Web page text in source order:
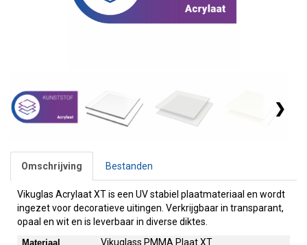
❯
Omschrijving Bestanden
Vikuglas Acrylaat XT is een UV stabiel plaatmateriaal en wordt
ingezet voor decoratieve uitingen. Verkrijgbaar in transparant,
opaal en wit en is leverbaar in diverse diktes.
Materiaal Vikuglass PMMA Plaat XT